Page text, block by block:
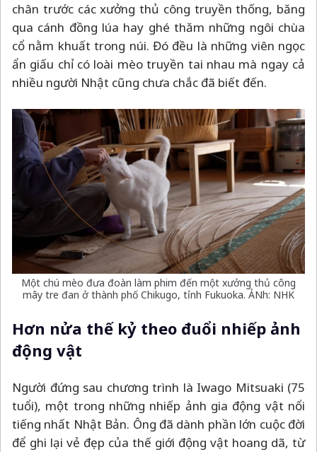
chân trước các xưởng thủ công truyền thống, băng
qua cánh đồng lúa hay ghé thăm những ngôi chùa
cổ nằm khuất trong núi. Đó đều là những viên ngọc
ẩn giấu chỉ có loài mèo truyền tai nhau mà ngay cả
nhiều người Nhật cũng chưa chắc đã biết đến.
Một chú mèo đưa đoàn làm phim đến một xưởng thủ công
mây tre đan ở thành phố Chikugo, tỉnh Fukuoka. ẢNh: NHK
Hơn nửa thế kỷ theo đuổi nhiếp ảnh
động vật
Người đứng sau chương trình là Iwago Mitsuaki (75
tuổi), một trong những nhiếp ảnh gia động vật nổi
tiếng nhất Nhật Bản. Ông đã dành phần lớn cuộc đời
để ghi lại vẻ đẹp của thế giới động vật hoang dã, từ